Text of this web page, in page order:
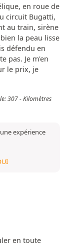
en roue de
circuit Bugatti,
au train, sirène
la peau lisse
défendu en
pas. Je m'en
le prix, je
307 - Kilomètres
expérience
en toute